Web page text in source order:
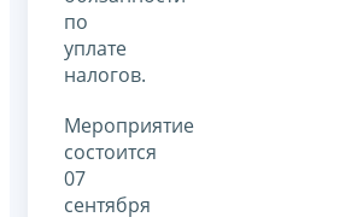
по
уплате
налогов.
Мероприятие
состоится
07
сентября